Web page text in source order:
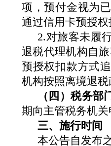
项，预付金视为
通过信用卡预授
2.对旅客未履
退税代理机构自
预授权扣款方式
机构按照离境退
（四）税务部
期向主管税务机
三、施行时间
本公告自发布